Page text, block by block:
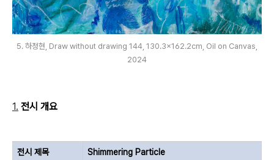
5. 하정현, Draw without drawing 144, 130.3x162.2cm, Oil on Canvas,
2024
1. 전시 개요
전시 제목 Shimmering Particle